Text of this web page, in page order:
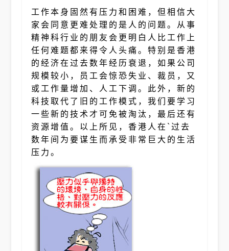
工作本身固然有压力和困难，但相信大
家会同意更难处理的是人的问题。从事
精神科行业的朋友会更明白人比工作上
任何难题都来得令人头痛。特别是香港
的经济在过去数年经历衰退，如果公司
规模较小，员工会惊恐失业、裁员，又
或工作量增加、人工下调。此外，新的
科技取代了旧的工作模式，我们要学习
一些新的技术才可免被淘汰，最后还有
资源增值。以上所见，香港人在`过去
数年间为要谋生而承受非常巨大的生活
压力。